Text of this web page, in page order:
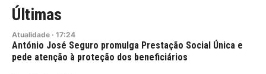
Últimas
Atualidade · 17:24
António José Seguro promulga Prestação Social Única e
pede atenção à proteção dos beneficiários